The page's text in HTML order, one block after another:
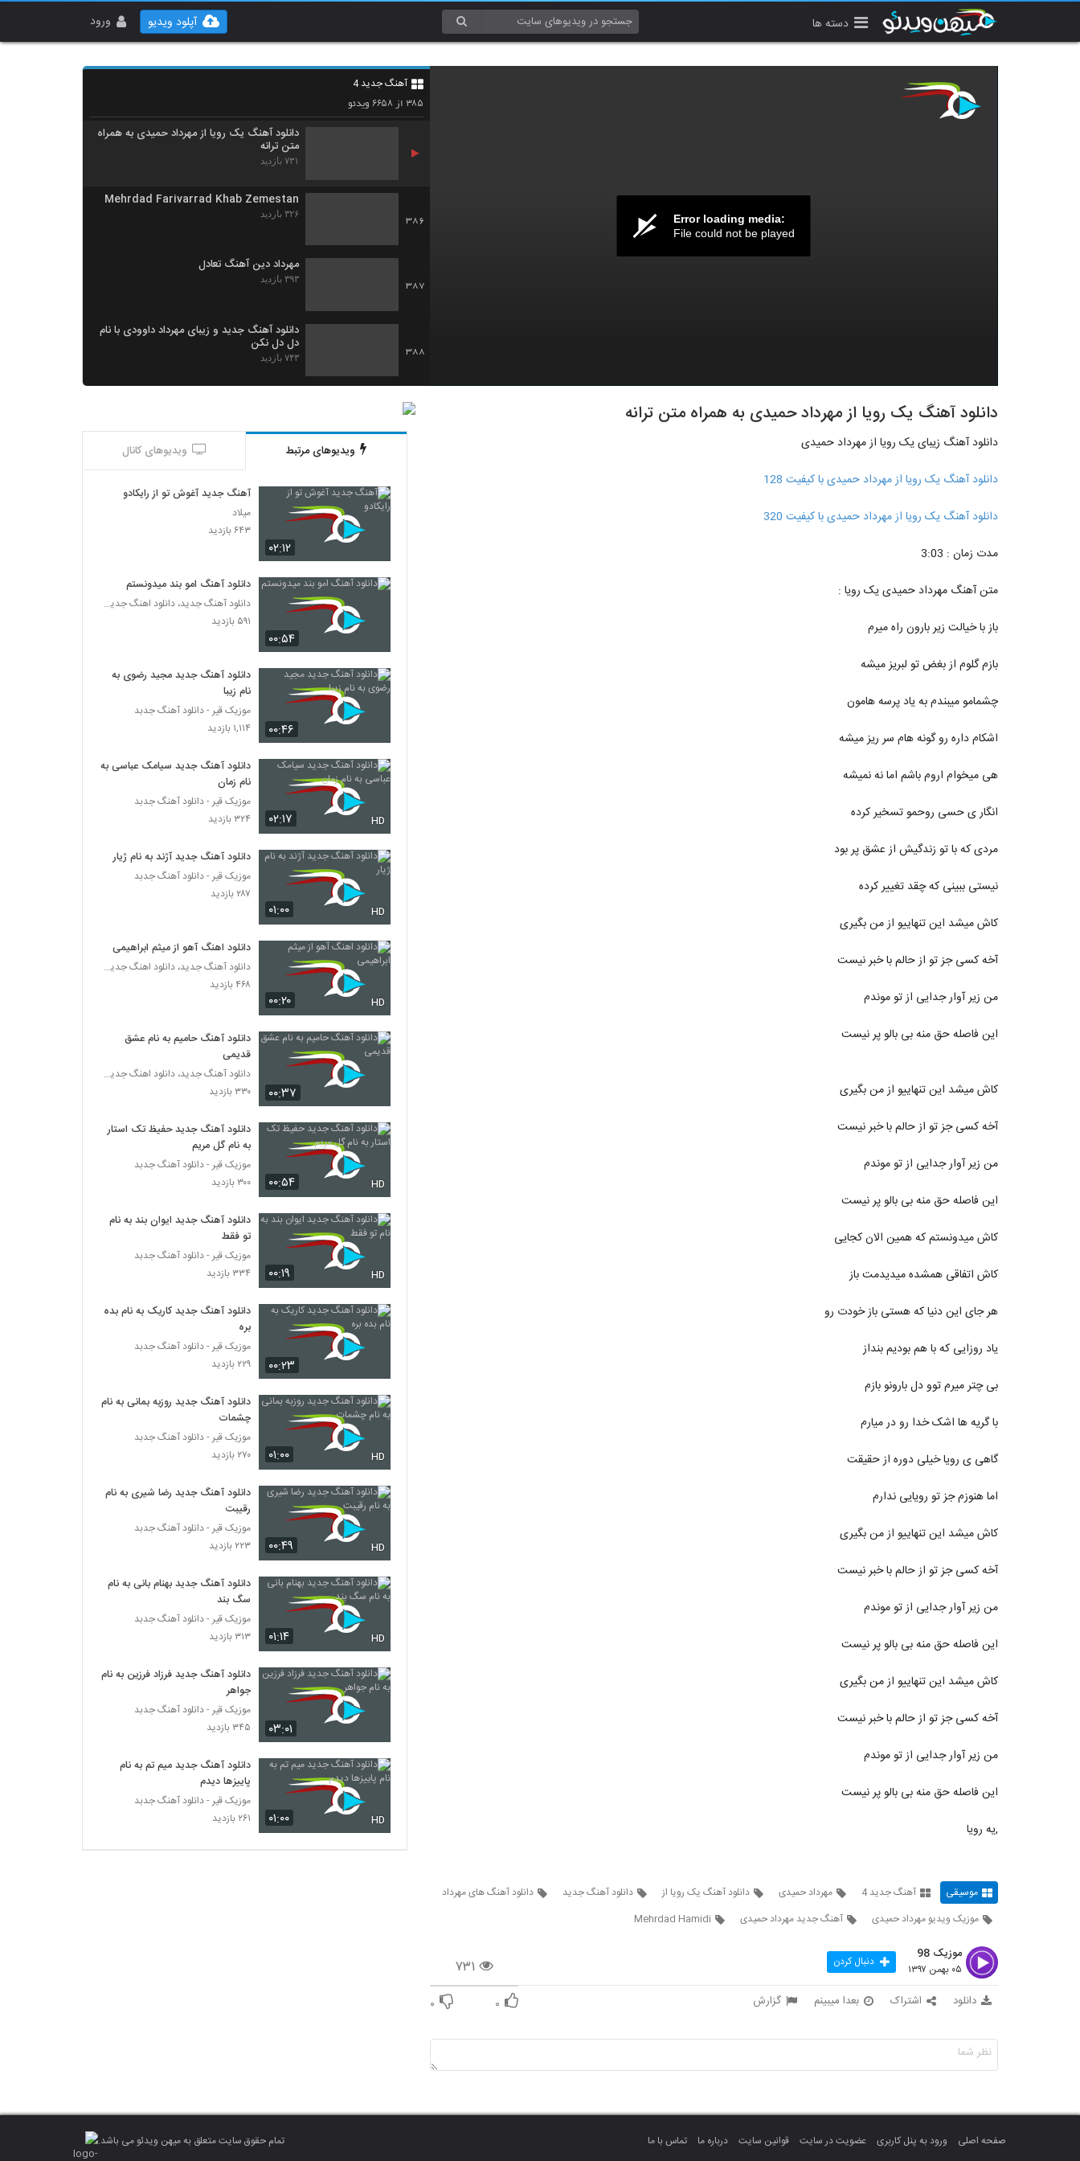
دسته ها ورود آپلود ویدیو
Error loading media:
File could not be played
آهنگ جدید 4
۳۸۵از ۶۶۵۸ویدئو
384
دانلود آهنگ مهرداد جعفری آره بدجوری دیوونتم
دانلود آهنگ یک رویا از مهرداد حمیدی به همراه
متن ترانه
۷۳۱ بازدید
386
Mehrdad Farivarrad Khab Zemestan
۳۲۶ بازدید
387
مهرداد دین آهنگ تعادل
۳۹۳ بازدید
388
دانلود آهنگ جدید و زیبای مهرداد داوودی با نام
دل دل نکن
۷۴۳ بازدید
389
آهنگ برگرد از مهرداد بنائی(پاپ)
آهنگ دلتنگی از مهرداد اسدی(پاپ)
۶۷۳ بازدید
دانلود آهنگ مهرداد عجمی تنهاترین عاشق
(Mehrdad Ajami Tanhatarin Ashegh)
آهنگ خیالی نیست از مهرداد عجمی(پاپ)
۴۶۴ بازدید
دانلود آهنگ رهایی از مهرداد اهورا به همراه متن
ترانه
Mehrdad Abdoli Ama
دانلود آهنگ جدید و زیبای مهران شهبازی با نام
مونالیزا
۴۳۲ بازدید
مهران رضی آهنگ حال عشق
Ramezani Leila)
۳۷۹ بازدید
مهران راد آهنگ خاطرات
۴۸۷ بازدید
۶۳۷ بازدید
دانلود آهنگ یک رویا از مهرداد حمیدی به همراه متن ترانه
دانلود آهنگ زیبای یک رویا از مهرداد حمیدی
دانلود آهنگ یک رویا از مهرداد حمیدی با کیفیت 128
دانلود آهنگ یک رویا از مهرداد حمیدی با کیفیت 320
مدت زمان : 3:03
متن آهنگ مهرداد حمیدی یک رویا :
باز با خیالت زیر بارون راه میرم
بازم گلوم از بغض تو لبریز میشه
چشمامو میبندم به یاد پرسه هامون
اشکام داره رو گونه هام سر ریز میشه
هی میخوام اروم باشم اما نه نمیشه
انگار ی حسی روحمو تسخیر کرده
مردی که با تو زندگیش از عشق پر بود
نیستی ببینی که چقد تغییر کرده
کاش میشد این تنهاییو از من بگیری
آخه کسی جز تو از حالم با خبر نیست
من زیر آوار جدایی از تو موندم
این فاصله حق منه بی بالو پر نیست
کاش میشد این تنهاییو از من بگیری
آخه کسی جز تو از حالم با خبر نیست
من زیر آوار جدایی از تو موندم
این فاصله حق منه بی بالو پر نیست
کاش میدونستم که همین الان کجایی
کاش اتفاقی همشده میدیدمت باز
هر جای این دنیا که هستی باز خودت رو
یاد روزایی که با هم بودیم بنداز
بی چتر میرم توو دل بارونو بازم
با گریه ها اشک خدا رو در میارم
گاهی ی رویا خیلی دوره از حقیقت
اما هنوزم جز تو رویایی ندارم
کاش میشد این تنهاییو از من بگیری
آخه کسی جز تو از حالم با خبر نیست
من زیر آوار جدایی از تو موندم
این فاصله حق منه بی بالو پر نیست
کاش میشد این تنهاییو از من بگیری
آخه کسی جز تو از حالم با خبر نیست
من زیر آوار جدایی از تو موندم
این فاصله حق منه بی بالو پر نیست
,یه رویا
موسیقی آهنگ جدید 4 مهرداد حمیدی دانلود آهنگ یک رویا از دانلود آهنگ جدید
دانلود آهنگ های مهرداد
موزیک ویدیو مهرداد حمیدی
آهنگ جدید مهرداد حمیدی Mehrdad Hamidi
۷۳۱
موزیک 98
۰۵ بهمن ۱۳۹۷ دنبال کردن
دانلود اشتراک بعدا میبینم گزارش ۰ ۰
ویدیوهای مرتبط ویدیوهای کانال
۰۲:۱۲
آهنگ جدید آغوش تو از رایکادو
میلاد
۶۴۳ بازدید
۰۰:۵۴
دانلود آهنگ امو بند میدونستم
دانلود آهنگ جدید، دانلود اهنگ جدید ایرانی
۵۹۱ بازدید
۰۰:۴۶
دانلود آهنگ جدید مجید رضوی به
نام زیبا
موزیک قیر - دانلود آهنگ جدبد
۱,۱۱۴ بازدید
۰۲:۱۷ HD
دانلود آهنگ جدید سیامک عباسی به
نام زمان
موزیک قیر - دانلود آهنگ جدبد
۳۲۴ بازدید
۰۱:۰۰ HD
دانلود آهنگ جدید آژند به نام ژیار
موزیک قیر - دانلود آهنگ جدبد
۲۸۷ بازدید
۰۰:۲۰ HD
دانلود اهنگ آهو از میثم ابراهیمی
دانلود آهنگ جدید، دانلود اهنگ جدید ایرانی
۴۶۸ بازدید
۰۰:۳۷
دانلود آهنگ حامیم به نام عشق
قدیمی
دانلود آهنگ جدید، دانلود اهنگ جدید ایرانی
۳۳۰ بازدید
۰۰:۵۴ HD
دانلود آهنگ جدید حفیظ تک استار
به نام گل مریم
موزیک قیر - دانلود آهنگ جدبد
۳۰۰ بازدید
۰۰:۱۹ HD
دانلود آهنگ جدید ایوان بند به نام
تو فقط
موزیک قیر - دانلود آهنگ جدبد
۳۳۴ بازدید
۰۰:۲۳
دانلود آهنگ جدید کاریک به نام بده
بره
موزیک قیر - دانلود آهنگ جدبد
۲۲۹ بازدید
۰۱:۰۰ HD
دانلود آهنگ جدید روزبه بمانی به نام
چشمات
موزیک قیر - دانلود آهنگ جدبد
۲۷۰ بازدید
۰۰:۴۹ HD
دانلود آهنگ جدید رضا شیری به نام
رقیبت
موزیک قیر - دانلود آهنگ جدبد
۲۲۳ بازدید
۰۱:۱۴ HD
دانلود آهنگ جدید بهنام بانی به نام
سگ بند
موزیک قیر - دانلود آهنگ جدبد
۳۱۳ بازدید
۰۳:۰۱
دانلود آهنگ جدید فرزاد فرزین به نام
جواهر
موزیک قیر - دانلود آهنگ جدبد
۳۴۵ بازدید
۰۱:۰۰ HD
دانلود آهنگ جدید میم تم به نام
پاییزها دیدم
موزیک قیر - دانلود آهنگ جدبد
۲۶۱ بازدید
صفحه اصلی ورود به پنل کاربری عضویت در سایت قوانین سایت درباره ما تماس با ما تمام حقوق سایت متعلق به میهن ویدئو می باشد.